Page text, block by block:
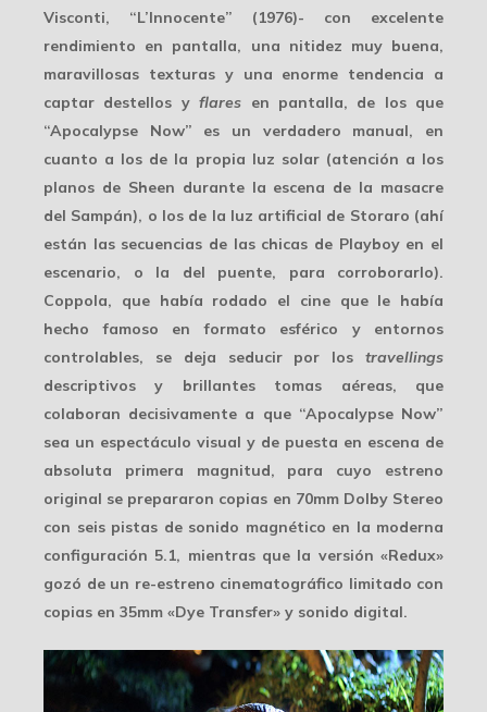
Visconti, “L’Innocente” (1976)- con excelente
rendimiento en pantalla, una nitidez muy buena,
maravillosas texturas y una enorme tendencia a
captar destellos yflares en pantalla, de los que
“Apocalypse Now” es un verdadero manual, en
cuanto a los de la propia luz solar(atención a los
planos de Sheen durante la escena de la masacre
del Sampán), o los de la luz artificial de Storaro (ahí
están las secuencias de las chicas de Playboy en el
escenario, o la del puente, para corroborarlo).
Coppola, que había rodado el cine que le había
hecho famoso en formato esférico y entornos
controlables, se deja seducir por los travellings
descriptivos y brillantes tomas aéreas, que
colaboran decisivamente a que “Apocalypse Now”
sea un espectáculo visual y de puesta en escena de
absoluta primera magnitud, para cuyo estreno
original se prepararon copias en 70mm Dolby Stereo
con seis pistas de sonido magnético en la moderna
configuración 5.1, mientras que la versión «Redux»
gozó de un re-estreno cinematográfico limitado con
copias en 35mm «Dye Transfer» y sonido digital.